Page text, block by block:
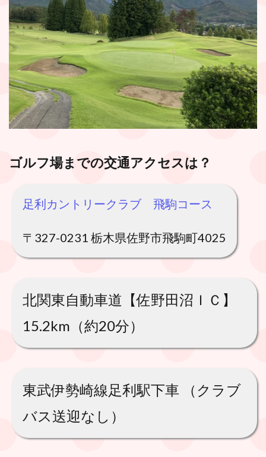
ゴルフ場までの交通アクセスは？
足利カントリークラブ 飛駒コース
〒327-0231 栃木県佐野市飛駒町4025
北関東自動車道【佐野田沼ＩＣ】
15.2km（約20分）
東武伊勢崎線足利駅下車 （クラブ
バス送迎なし）